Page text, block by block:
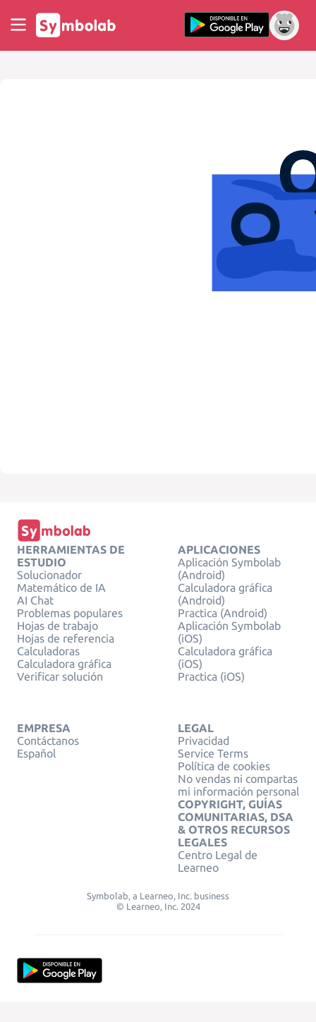
HERRAMIENTAS DE
ESTUDIO
Solucionador
Matemático de IA
AI Chat
Problemas populares
Hojas de trabajo
Hojas de referencia
Calculadoras
Calculadora gráfica
Verificar solución
APLICACIONES
Aplicación Symbolab
(Android)
Calculadora gráfica
(Android)
Practica (Android)
Aplicación Symbolab
(iOS)
Calculadora gráfica
(iOS)
Practica (iOS)
EMPRESA
Contáctanos
Español
LEGAL
Privacidad
Service Terms
Política de cookies
No vendas ni compartas
mi información personal
COPYRIGHT, GUÍAS
COMUNITARIAS, DSA
& OTROS RECURSOS
LEGALES
Centro Legal de
Learneo
Symbolab, a Learneo, Inc. business
© Learneo, Inc. 2024